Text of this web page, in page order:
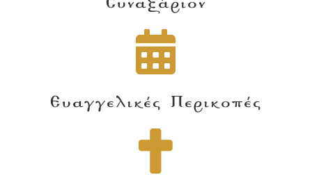
Συναξάριον
Ευαγγελικές Περικοπές